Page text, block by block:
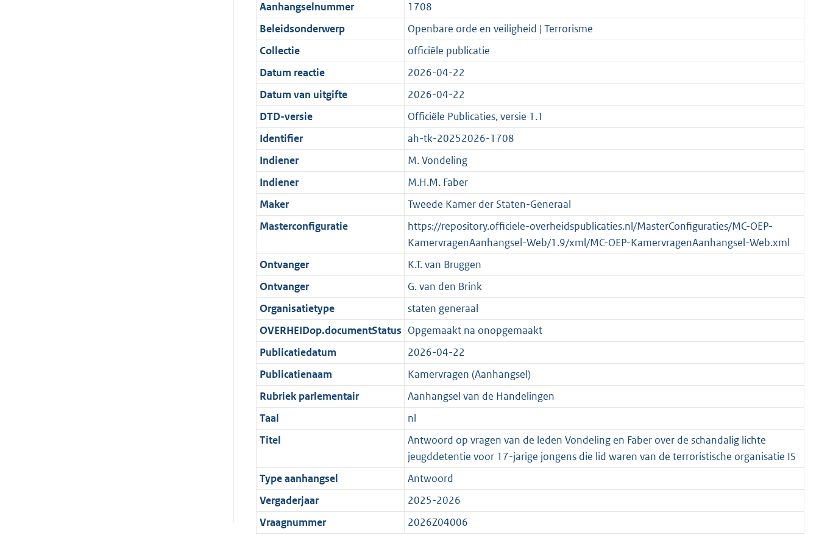
i
e
i
n
f
o
r
m
a
a
t
4
4
K
b
t
i
e
i
n
f
o
r
m
a
a
t
:
9
K
b
a
t
i
e
i
n
f
o
r
m
a
a
t
e
:
9
K
b
c
a
t
i
e
i
n
f
o
r
m
a
a
t
t
e
:
1
4
K
b
r
t
K
g
t
2
Aanhangselnummer
1708
Beleidsonderwerp
Openbare orde en veiligheid | Terrorisme
Collectie
officiële publicatie
Datum reactie
2026-04-22
Datum van uitgifte
2026-04-22
DTD-versie
Officiële Publicaties, versie 1.1
Identifier
ah-tk-20252026-1708
Indiener
M. Vondeling
Indiener
M.H.M. Faber
Maker
Tweede Kamer der Staten-Generaal
Masterconfiguratie
https://repository.officiele-overheidspublicaties.nl/MasterConfiguraties/MC-OEP-
KamervragenAanhangsel-Web/1.9/xml/MC-OEP-KamervragenAanhangsel-Web.xml
Ontvanger
K.T. van Bruggen
Ontvanger
G. van den Brink
Organisatietype
staten generaal
OVERHEIDop.documentStatus Opgemaakt na onopgemaakt
Publicatiedatum
2026-04-22
Publicatienaam
Kamervragen (Aanhangsel)
Rubriek parlementair
Aanhangsel van de Handelingen
Taal
nl
Titel
Antwoord op vragen van de leden Vondeling en Faber over de schandalig lichte
jeugddetentie voor 17-jarige jongens die lid waren van de terroristische organisatie IS
Type aanhangsel
Antwoord
Vergaderjaar
2025-2026
Vraagnummer
2026Z04006